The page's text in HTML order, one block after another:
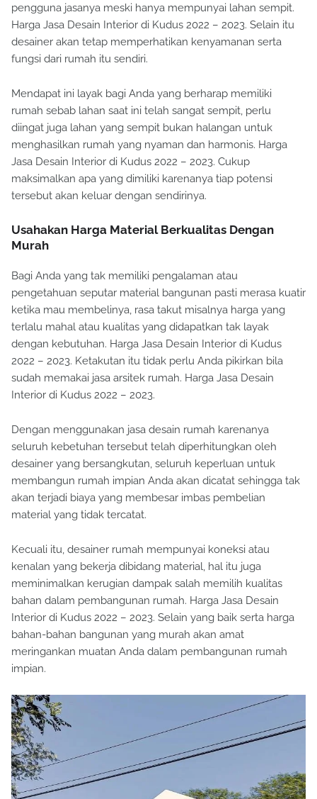
pengguna jasanya meski hanya mempunyai lahan sempit.
Harga Jasa Desain Interior di Kudus 2022 – 2023. Selain itu
desainer akan tetap memperhatikan kenyamanan serta
fungsi dari rumah itu sendiri.
Mendapat ini layak bagi Anda yang berharap memiliki
rumah sebab lahan saat ini telah sangat sempit, perlu
diingat juga lahan yang sempit bukan halangan untuk
menghasilkan rumah yang nyaman dan harmonis. Harga
Jasa Desain Interior di Kudus 2022 – 2023. Cukup
maksimalkan apa yang dimiliki karenanya tiap potensi
tersebut akan keluar dengan sendirinya.
Usahakan Harga Material Berkualitas Dengan
Murah
Bagi Anda yang tak memiliki pengalaman atau
pengetahuan seputar material bangunan pasti merasa kuatir
ketika mau membelinya, rasa takut misalnya harga yang
terlalu mahal atau kualitas yang didapatkan tak layak
dengan kebutuhan. Harga Jasa Desain Interior di Kudus
2022 – 2023. Ketakutan itu tidak perlu Anda pikirkan bila
sudah memakai jasa arsitek rumah. Harga Jasa Desain
Interior di Kudus 2022 – 2023.
Dengan menggunakan jasa desain rumah karenanya
seluruh kebetuhan tersebut telah diperhitungkan oleh
desainer yang bersangkutan, seluruh keperluan untuk
membangun rumah impian Anda akan dicatat sehingga tak
akan terjadi biaya yang membesar imbas pembelian
material yang tidak tercatat.
Kecuali itu, desainer rumah mempunyai koneksi atau
kenalan yang bekerja dibidang material, hal itu juga
meminimalkan kerugian dampak salah memilih kualitas
bahan dalam pembangunan rumah. Harga Jasa Desain
Interior di Kudus 2022 – 2023. Selain yang baik serta harga
bahan-bahan bangunan yang murah akan amat
meringankan muatan Anda dalam pembangunan rumah
impian.